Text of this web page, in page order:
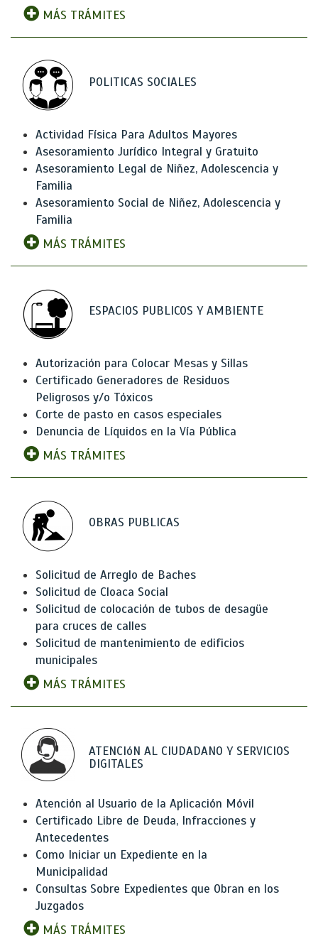
MÁS TRÁMITES
POLITICAS SOCIALES
Actividad Física Para Adultos Mayores
Asesoramiento Jurídico Integral y Gratuito
Asesoramiento Legal de Niñez, Adolescencia y
Familia
Asesoramiento Social de Niñez, Adolescencia y
Familia
MÁS TRÁMITES
ESPACIOS PUBLICOS Y AMBIENTE
Autorización para Colocar Mesas y Sillas
Certificado Generadores de Residuos
Peligrosos y/o Tóxicos
Corte de pasto en casos especiales
Denuncia de Líquidos en la Vía Pública
MÁS TRÁMITES
OBRAS PUBLICAS
Solicitud de Arreglo de Baches
Solicitud de Cloaca Social
Solicitud de colocación de tubos de desagüe
para cruces de calles
Solicitud de mantenimiento de edificios
municipales
MÁS TRÁMITES
ATENCIóN AL CIUDADANO Y SERVICIOS
DIGITALES
Atención al Usuario de la Aplicación Móvil
Certificado Libre de Deuda, Infracciones y
Antecedentes
Como Iniciar un Expediente en la
Municipalidad
Consultas Sobre Expedientes que Obran en los
Juzgados
MÁS TRÁMITES